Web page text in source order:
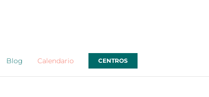
Blog Calendario CENTROS